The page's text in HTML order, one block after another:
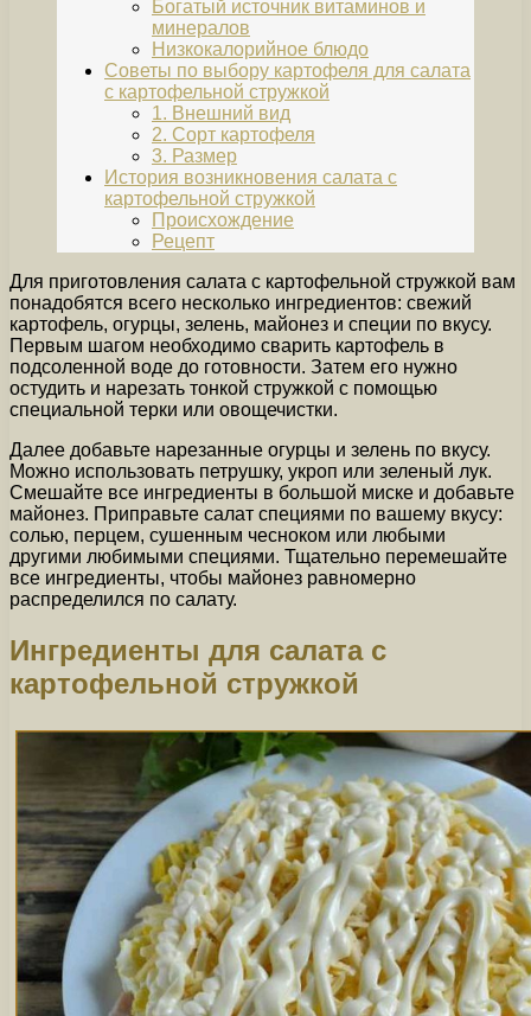
Богатый источник витаминов и
минералов
Низкокалорийное блюдо
Советы по выбору картофеля для салата
с картофельной стружкой
1. Внешний вид
2. Сорт картофеля
3. Размер
История возникновения салата с
картофельной стружкой
Происхождение
Рецепт
Для приготовления салата с картофельной стружкой вам
понадобятся всего несколько ингредиентов: свежий
картофель, огурцы, зелень, майонез и специи по вкусу.
Первым шагом необходимо сварить картофель в
подсоленной воде до готовности. Затем его нужно
остудить и нарезать тонкой стружкой с помощью
специальной терки или овощечистки.
Далее добавьте нарезанные огурцы и зелень по вкусу.
Можно использовать петрушку, укроп или зеленый лук.
Смешайте все ингредиенты в большой миске и добавьте
майонез. Приправьте салат специями по вашему вкусу:
солью, перцем, сушенным чесноком или любыми
другими любимыми специями. Тщательно перемешайте
все ингредиенты, чтобы майонез равномерно
распределился по салату.
Ингредиенты для салата с
картофельной стружкой